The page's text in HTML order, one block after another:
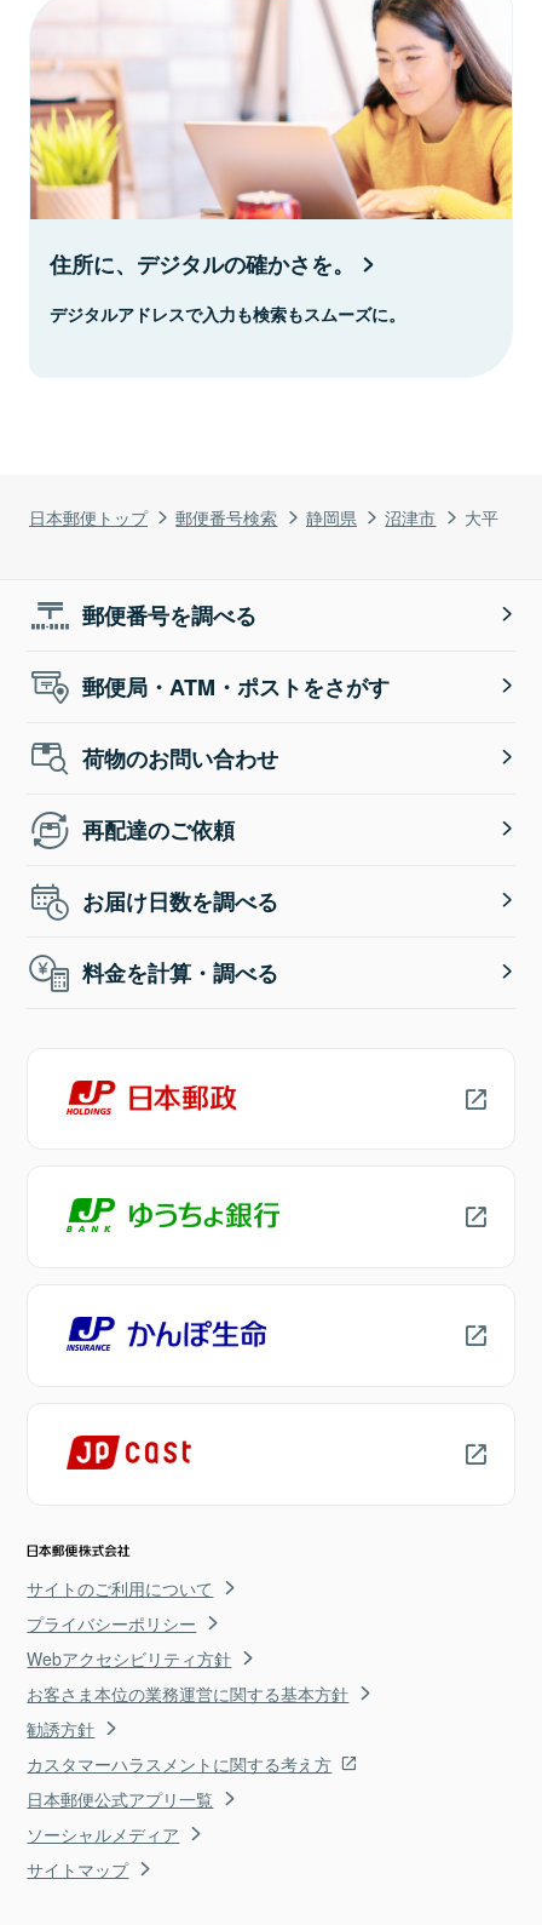
日本郵便トップ 郵便番号検索 静岡県 沼津市 大平
住所に、デジタルの確かさを。
デジタルアドレスで入力も検索もスムーズに。
郵便番号を調べる
郵便局・ATM・ポストをさがす
荷物のお問い合わせ
再配達のご依頼
お届け日数を調べる
料金を計算・調べる
サイトのご利用について
プライバシーポリシー
Webアクセシビリティ方針
お客さま本位の業務運営に関する基本方針
勧誘方針
カスタマーハラスメントに関する考え方
日本郵便公式アプリ一覧
ソーシャルメディア
サイトマップ